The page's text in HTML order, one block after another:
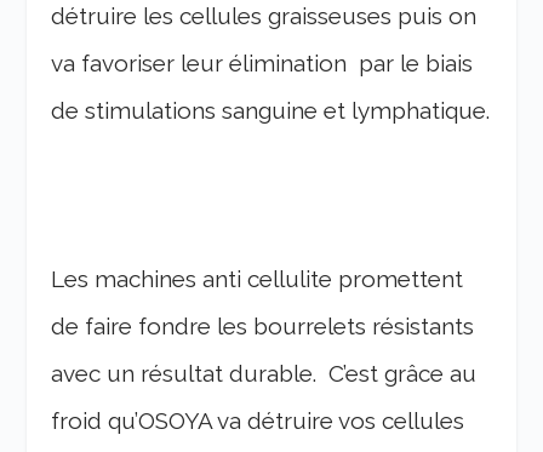
détruire les cellules graisseuses puis on
va favoriser leur élimination par le biais
de stimulations sanguine et lymphatique.
Les machines anti cellulite promettent
de faire fondre les bourrelets résistants
avec un résultat durable. C’est grâce au
froid qu’OSOYA va détruire vos cellules